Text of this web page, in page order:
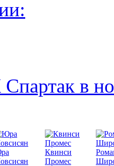
в
Квинси
Промес